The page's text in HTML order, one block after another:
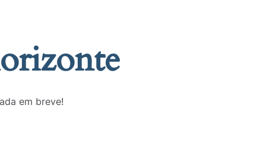
em breve!